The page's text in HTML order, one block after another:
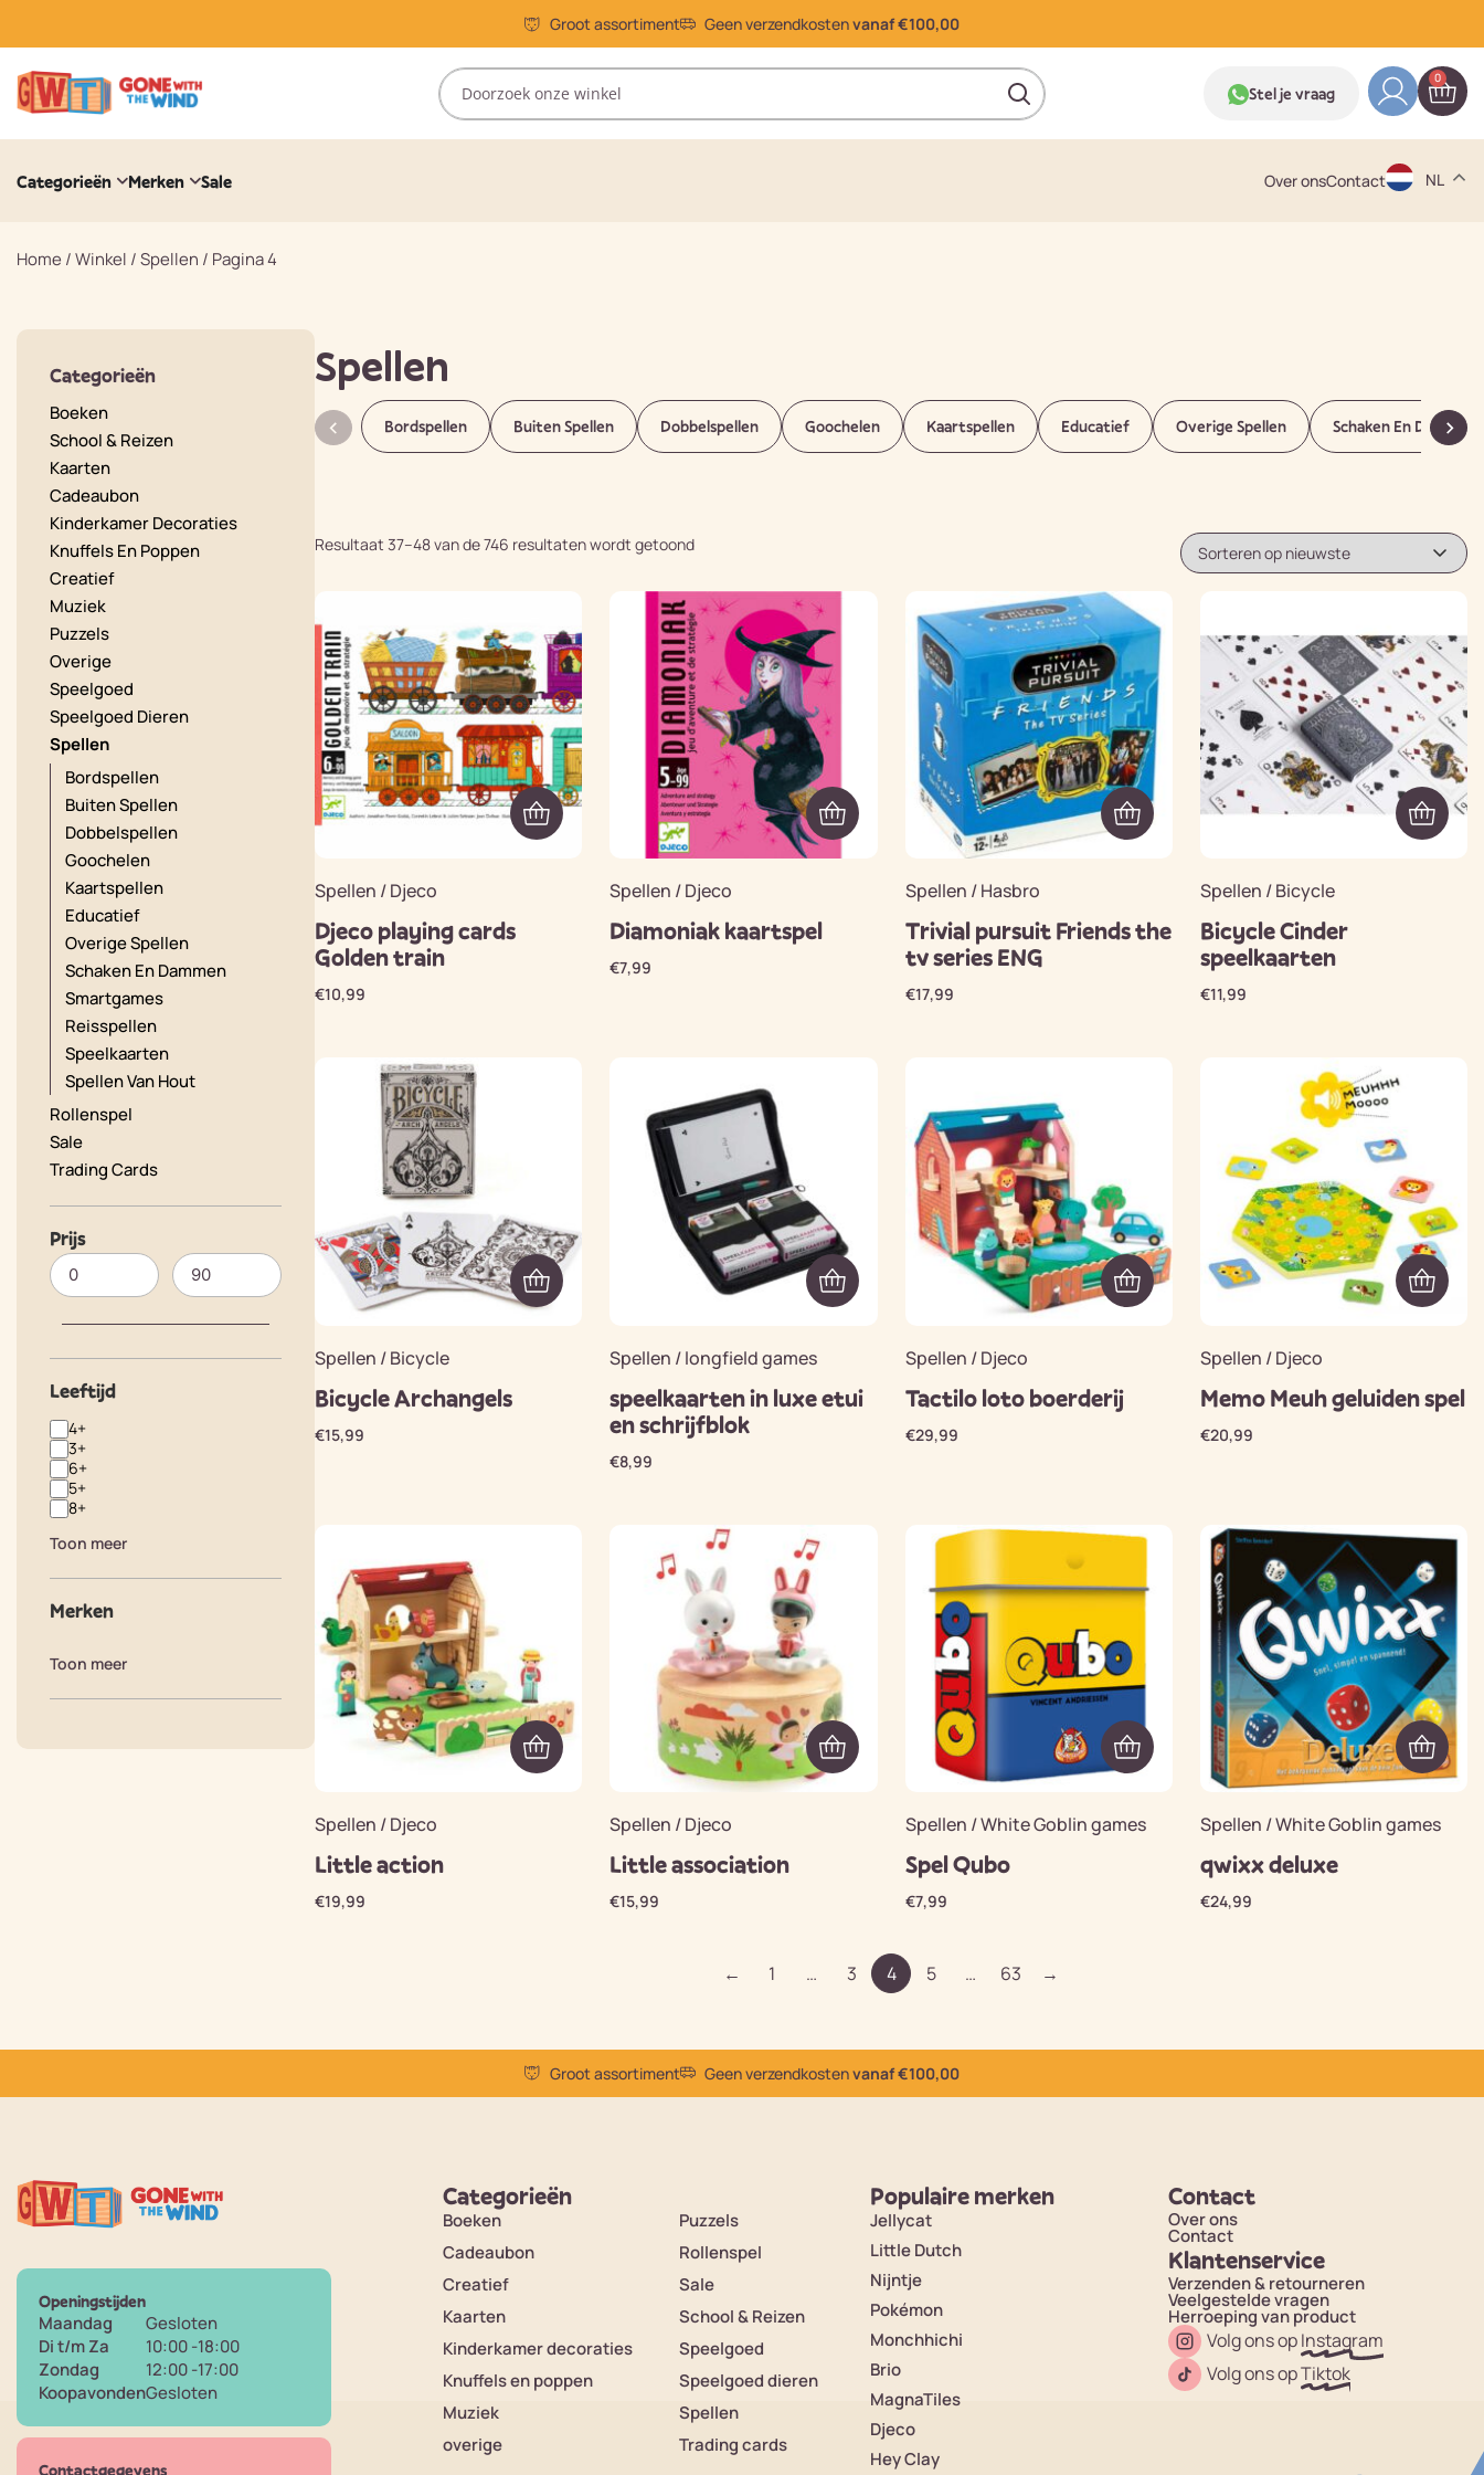
Groot assortiment Geen verzendkostenvanaf €100,00
Stel je vraag
0
Categorieën Merken Sale Over onsContact NL
Home /Winkel /Spellen / Pagina 4
Categorieën
Boeken
School & Reizen
Kaarten
Cadeaubon
Kinderkamer Decoraties
Knuffels En Poppen
Creatief
Muziek
Puzzels
Overige
Speelgoed
Speelgoed Dieren
Spellen
Bordspellen
Buiten Spellen
Dobbelspellen
Goochelen
Kaartspellen
Educatief
Overige Spellen
Schaken En Dammen
Smartgames
Reisspellen
Speelkaarten
Spellen Van Hout
Rollenspel
Sale
Trading Cards
Prijs
Leeftijd
4+
3+
6+
5+
8+
Toon meer
Merken
Toon meer
Spellen
Bordspellen Buiten Spellen Dobbelspellen Goochelen Kaartspellen Educatief Overige Spellen Schaken En Dammen
Resultaat 37–48 van de 746 resultaten wordt getoond
Spellen / Djeco
Djeco playing cards
Golden train
€10,99
Spellen / Djeco
Diamoniak kaartspel
€7,99
Spellen / Hasbro
Trivial pursuit Friends the
tv series ENG
€17,99
Spellen / Bicycle
Bicycle Cinder
speelkaarten
€11,99
Spellen / Bicycle
Bicycle Archangels
€15,99
Spellen / longfield games
speelkaarten in luxe etui
en schrijfblok
€8,99
Spellen / Djeco
Tactilo loto boerderij
€29,99
Spellen / Djeco
Memo Meuh geluiden spel
€20,99
Spellen / Djeco
Little action
€19,99
Spellen / Djeco
Little association
€15,99
Spellen / White Goblin games
Spel Qubo
€7,99
Spellen / White Goblin games
qwixx deluxe
€24,99
← 1 … 3 4 5 … 63 →
Groot assortiment Geen verzendkostenvanaf €100,00
Openingstijden
Maandag
Di t/m Za
Zondag
Koopavonden
Gesloten
10:00 -18:00
12:00 -17:00
Gesloten
Contactgegevens
Categorieën
Boeken
Cadeaubon
Creatief
Kaarten
Kinderkamer decoraties
Knuffels en poppen
Muziek
overige
Puzzels
Rollenspel
Sale
School & Reizen
Speelgoed
Speelgoed dieren
Spellen
Trading cards
Populaire merken
Jellycat
Little Dutch
Nijntje
Pokémon
Monchhichi
Brio
MagnaTiles
Djeco
Hey Clay
Contact
Over ons
Contact
Klantenservice
Verzenden & retourneren
Veelgestelde vragen
Herroeping van product
Volg ons opInstagram
Volg ons opTiktok